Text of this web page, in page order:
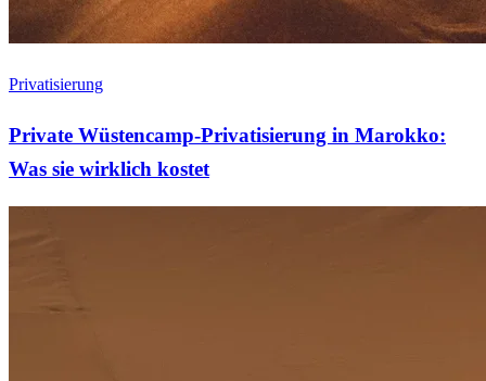
Privatisierung
Private Wüstencamp-Privatisierung in Marokko:
Was sie wirklich kostet